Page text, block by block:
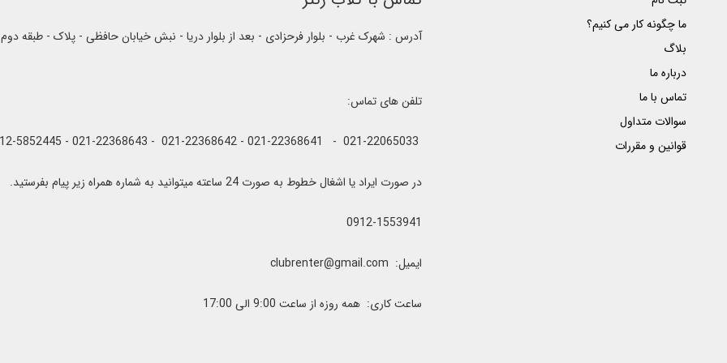
ما چگونه کار می کنیم؟
بلاگ
درباره ما
تماس با ما
سوالات متداول
قوانین و مقررات
آدرس : شهرک غرب - بلوار فرحزادی - بعد از بلوار دریا - نبش خیابان حافظی - پلاک - طبقه دوم
تلفن های تماس:
در صورت ایراد یا اشغال خطوط به صورت 24 ساعته میتوانید به شماره همراه زیر پیام بفرستید.
0912-1553941
ایمیل: clubrenter@gmail.com
ساعت کاری: همه روزه از ساعت 9:00 الی 17:00